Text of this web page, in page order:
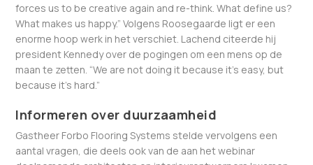
forces us to be creative again and re-think. What define us?
What makes us happy.” Volgens Roosegaarde ligt er een
enorme hoop werk in het verschiet. Lachend citeerde hij
president Kennedy over de pogingen om een mens op de
maan te zetten. “We are not doing it because it’s easy, but
because it’s hard.”
Informeren over duurzaamheid
Gastheer Forbo Flooring Systems stelde vervolgens een
aantal vragen, die deels ook van de aan het webinar